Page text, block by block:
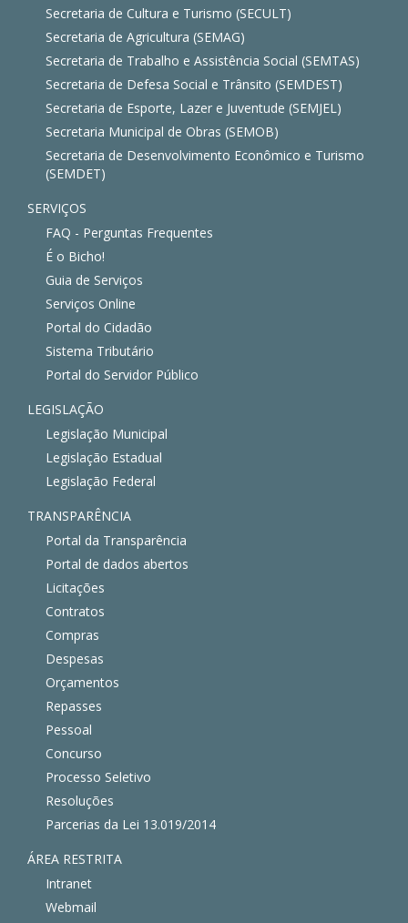
Secretaria de Cultura e Turismo (SECULT)
Secretaria de Agricultura (SEMAG)
Secretaria de Trabalho e Assistência Social (SEMTAS)
Secretaria de Defesa Social e Trânsito (SEMDEST)
Secretaria de Esporte, Lazer e Juventude (SEMJEL)
Secretaria Municipal de Obras (SEMOB)
Secretaria de Desenvolvimento Econômico e Turismo
(SEMDET)
SERVIÇOS
FAQ - Perguntas Frequentes
É o Bicho!
Guia de Serviços
Serviços Online
Portal do Cidadão
Sistema Tributário
Portal do Servidor Público
LEGISLAÇÃO
Legislação Municipal
Legislação Estadual
Legislação Federal
TRANSPARÊNCIA
Portal da Transparência
Portal de dados abertos
Licitações
Contratos
Compras
Despesas
Orçamentos
Repasses
Pessoal
Concurso
Processo Seletivo
Resoluções
Parcerias da Lei 13.019/2014
ÁREA RESTRITA
Intranet
Webmail